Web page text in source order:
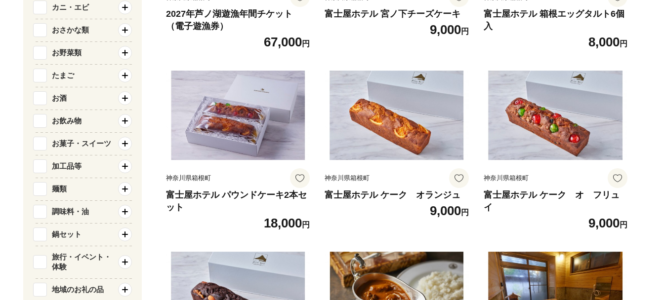
2027年芦ノ湖遊漁年間チケット
（電子遊漁券）
67,000円
富士屋ホテル 宮ノ下チーズケーキ
9,000円
富士屋ホテル 箱根エッグタルト6個
入
8,000円
神奈川県箱根町
富士屋ホテル パウンドケーキ2本セ
ット
18,000円
神奈川県箱根町
富士屋ホテル ケーク オランジュ
9,000円
神奈川県箱根町
富士屋ホテル ケーク オ フリュ
イ
9,000円
カニ・エビ
おさかな類
お野菜類
たまご
お酒
お飲み物
お菓子・スイーツ
加工品等
麺類
調味料・油
鍋セット
旅行・イベント・
体験
地域のお礼の品